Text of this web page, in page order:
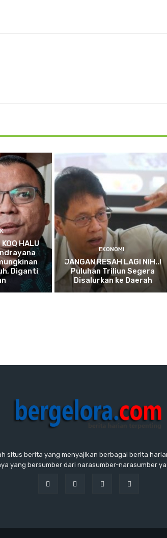
KOQ HALU
Diganti
EKONOMI
JANGAN RESAH LAGI NIH..!
Puluhan Triliun Segera
Disalurkan ke Daerah
situs berita yang menyajikan berbagai berita
yang bersumber dari narasumber-narasumber